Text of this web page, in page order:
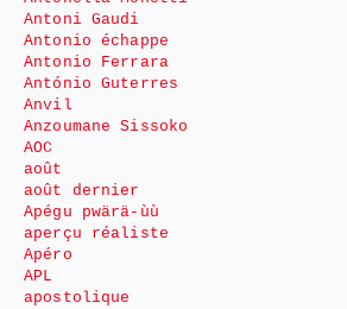
Antoni Gaudi
Antonio échappe
Antonio Ferrara
António Guterres
Anvil
Anzoumane Sissoko
AOC
août
août dernier
Apégu pwärä-ùù
aperçu réaliste
Apéro
APL
apostolique